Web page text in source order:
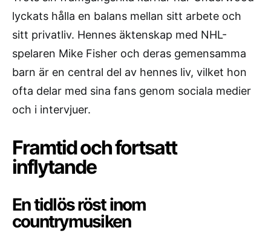
lyckats hålla en balans mellan sitt arbete och
sitt privatliv. Hennes äktenskap med NHL-
spelaren Mike Fisher och deras gemensamma
barn är en central del av hennes liv, vilket hon
ofta delar med sina fans genom sociala medier
och i intervjuer.
Framtid och fortsatt
inflytande
En tidlös röst inom
countrymusiken